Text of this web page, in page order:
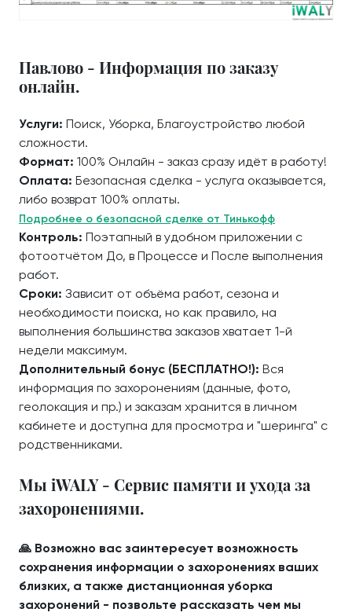
Павлово - Информация по заказу
онлайн.
Услуги: Поиск, Уборка, Благоустройство любой
сложности.
Формат: 100% Онлайн - заказ сразу идёт в работу!
Оплата: Безопасная сделка - услуга оказывается,
либо возврат 100% оплаты.
Подробнее о безопасной сделке от Тинькофф
Контроль: Поэтапный в удобном приложении с
фотоотчётом До, в Процессе и После выполнения
работ.
Сроки: Зависит от объёма работ, сезона и
необходимости поиска, но как правило, на
выполнения большинства заказов хватает 1-й
недели максимум.
Дополнительный бонус (БЕСПЛАТНО!): Вся
информация по захоронениям (данные, фото,
геолокация и пр.) и заказам хранится в личном
кабинете и доступна для просмотра и "шеринга" с
родственниками.
Мы iWALY - Сервис памяти и ухода за
захоронениями.
🙏 Возможно вас заинтересует возможность
сохранения информации о захоронениях ваших
близких, а также дистанционная уборка
захоронений - позвольте рассказать чем мы